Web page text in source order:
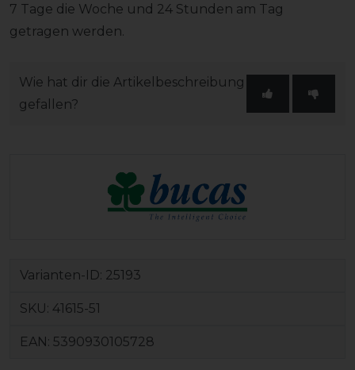
7 Tage die Woche und 24 Stunden am Tag
getragen werden.
Wie hat dir die Artikelbeschreibung
gefallen?
Varianten-ID: 25193
SKU: 41615-51
EAN: 5390930105728